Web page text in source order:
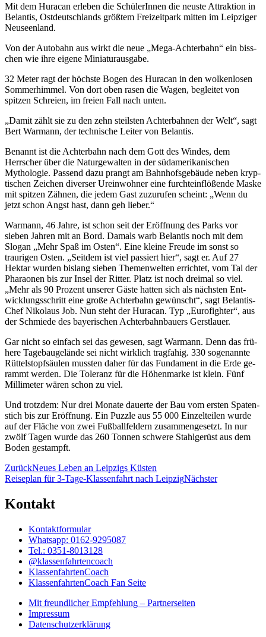
Mit dem Huracan erleben die SchülerInnen die neuste Attraktion in
Belantis, Ost­deutschlands größtem Freizeitpark mitten im Leipziger
Neuseenland.
Von der Autobahn aus wirkt die neue „Mega-Achterbahn“ ein biss­
chen wie ihre eigene Miniaturaus­gabe.
32 Meter ragt der höchste Bogen des Huracan in den wolkenlosen
Sommerhimmel. Von dort oben rasen die Wagen, beglei­tet von
spitzen Schreien, im freien Fall nach unten.
„Damit zählt sie zu den zehn steils­ten Achterbahnen der Welt“, sagt
Bert Warmann, der technische Lei­ter von Belantis.
Benannt ist die Achterbahn nach dem Gott des Windes, dem
Herrscher über die Naturgewalten in der süd­amerikanischen
Mythologie. Pas­send dazu prangt am Bahnhofsgebäude neben kryp­
tischen Zeichen diverser Ureinwoh­ner eine furchteinflößende Maske
mit spitzen Zähnen, die jedem Gast zuzurufen scheint: „Wenn du
jetzt schon Angst hast, dann geh lieber.“
Warmann, 46 Jahre, ist schon seit der Eröffnung des Parks vor
sieben Jahren mit an Bord. Damals warb Belantis noch mit dem
Slogan „Mehr Spaß im Osten“. Eine kleine Freude im sonst so
traurigen Osten. „Seitdem ist viel passiert hier“, sagt er. Auf 27
Hektar wurden bislang sieben Themenwelten errichtet, vom Tal der
Pharaonen bis zur Insel der Ritter. Platz ist noch dreimal so viel.
„Mehr als 90 Prozent unserer Gäste hatten sich als nächsten Ent­
wicklungsschritt eine große Ach­terbahn gewünscht“, sagt Belantis-
Chef Nikolaus Job. Nun steht der Huracan. Typ „Eurofighter“, aus
der Schmiede des bayerischen Ach­terbahnbauers Gerstlauer.
Gar nicht so einfach sei das gewe­sen, sagt Warmann. Denn das frü­
here Tagebaugelände sei nicht wirklich tragfahig. 330 sogenannte
Rüttelstopfsäulen mussten daher für das Fundament in die Erde ge­
rammt werden. Die Toleranz für die Höhenmarke ist klein. Fünf
Mil­limeter wären schon zu viel.
Und trotzdem: Nur drei Monate dauerte der Bau vom ersten Spaten­
stich bis zur Eröffnung. Ein Puzzle aus 55 000 Einzelteilen wurde
auf der Fläche von zwei Fußballfeldern zusammengesetzt. In nur
zwölf Ta­gen wurde das 260 Tonnen schwe­re Stahlgerüst aus dem
Boden ge­stampft.
ZurückNeues Leben an Leipzigs Küsten
Reiseplan für 3-Tage-Klassenfahrt nach LeipzigNächster
Kontakt
Kontaktformular
Whatsapp: 0162-9295087
Tel.: 0351-8013128
@klassenfahrtencoach
KlassenfahrtenCoach
KlassenfahrtenCoach Fan Seite
Mit freundlicher Empfehlung – Partnerseiten
Impressum
Datenschutzerklärung